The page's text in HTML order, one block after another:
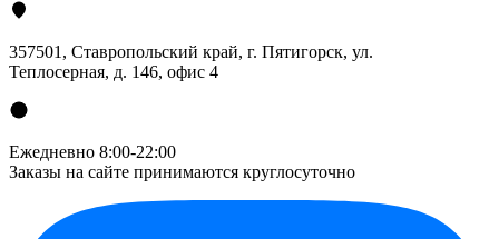
357501, Ставропольский край, г. Пятигорск, ул.
Теплосерная, д. 146, офис 4
Ежедневно 8:00-22:00
Заказы на сайте принимаются круглосуточно